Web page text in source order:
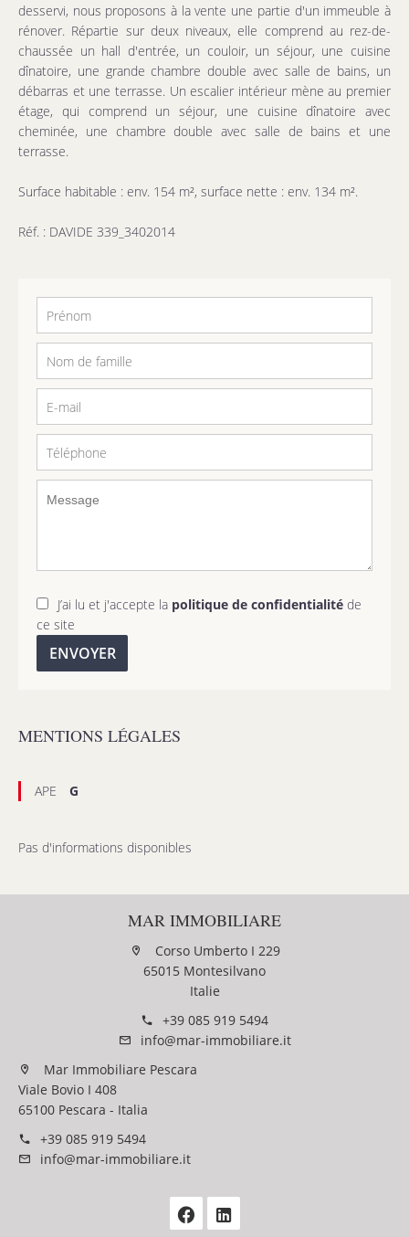
desservi, nous proposons à la vente une partie d'un immeuble à
rénover. Répartie sur deux niveaux, elle comprend au rez-de-
chaussée un hall d'entrée, un couloir, un séjour, une cuisine
dînatoire, une grande chambre double avec salle de bains, un
débarras et une terrasse. Un escalier intérieur mène au premier
étage, qui comprend un séjour, une cuisine dînatoire avec
cheminée, une chambre double avec salle de bains et une
terrasse.
Surface habitable : env. 154 m², surface nette : env. 134 m².
Réf. : DAVIDE 339_3402014
J’ai lu et j'accepte la politique de confidentialité de
ce site
ENVOYER
MENTIONS LÉGALES
APE G
Pas d'informations disponibles
MAR IMMOBILIARE
Corso Umberto I 229
65015 Montesilvano
Italie
+39 085 919 5494
info@mar-immobiliare.it
Mar Immobiliare Pescara
Viale Bovio I 408
65100 Pescara - Italia
+39 085 919 5494
info@mar-immobiliare.it